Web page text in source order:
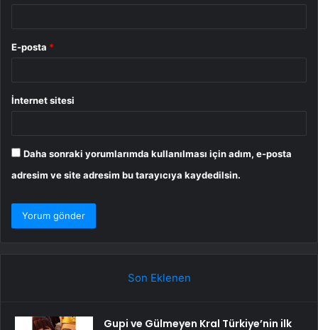
E-posta *
İnternet sitesi
Daha sonraki yorumlarımda kullanılması için adım, e-posta
adresim ve site adresim bu tarayıcıya kaydedilsin.
Son Eklenen
Gupi ve Gülmeyen Kral Türkiye’nin ilk